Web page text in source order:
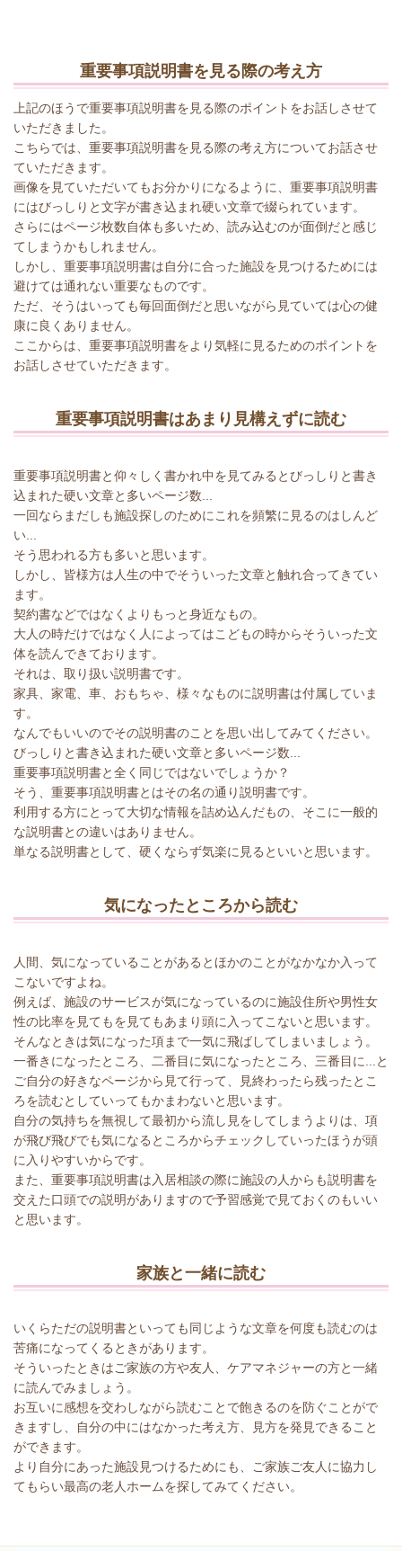
重要事項説明書を見る際の考え方
上記のほうで重要事項説明書を見る際のポイントをお話しさせて
いただきました。
こちらでは、重要事項説明書を見る際の考え方についてお話させ
ていただきます。
画像を見ていただいてもお分かりになるように、重要事項説明書
にはびっしりと文字が書き込まれ硬い文章で綴られています。
さらにはページ枚数自体も多いため、読み込むのが面倒だと感じ
てしまうかもしれません。
しかし、重要事項説明書は自分に合った施設を見つけるためには
避けては通れない重要なものです。
ただ、そうはいっても毎回面倒だと思いながら見ていては心の健
康に良くありません。
ここからは、重要事項説明書をより気軽に見るためのポイントを
お話しさせていただきます。
重要事項説明書はあまり見構えずに読む
重要事項説明書と仰々しく書かれ中を見てみるとびっしりと書き
込まれた硬い文章と多いページ数...
一回ならまだしも施設探しのためにこれを頻繁に見るのはしんど
い...
そう思われる方も多いと思います。
しかし、皆様方は人生の中でそういった文章と触れ合ってきてい
ます。
契約書などではなくよりもっと身近なもの。
大人の時だけではなく人によってはこどもの時からそういった文
体を読んできております。
それは、取り扱い説明書です。
家具、家電、車、おもちゃ、様々なものに説明書は付属していま
す。
なんでもいいのでその説明書のことを思い出してみてください。
びっしりと書き込まれた硬い文章と多いページ数...
重要事項説明書と全く同じではないでしょうか？
そう、重要事項説明書とはその名の通り説明書です。
利用する方にとって大切な情報を詰め込んだもの、そこに一般的
な説明書との違いはありません。
単なる説明書として、硬くならず気楽に見るといいと思います。
気になったところから読む
人間、気になっていることがあるとほかのことがなかなか入って
こないですよね。
例えば、施設のサービスが気になっているのに施設住所や男性女
性の比率を見てもを見てもあまり頭に入ってこないと思います。
そんなときは気になった項まで一気に飛ばしてしまいましょう。
一番きになったところ、二番目に気になったところ、三番目に...と
ご自分の好きなページから見て行って、見終わったら残ったとこ
ろを読むとしていってもかまわないと思います。
自分の気持ちを無視して最初から流し見をしてしまうよりは、項
が飛び飛びでも気になるところからチェックしていったほうが頭
に入りやすいからです。
また、重要事項説明書は入居相談の際に施設の人からも説明書を
交えた口頭での説明がありますので予習感覚で見ておくのもいい
と思います。
家族と一緒に読む
いくらただの説明書といっても同じような文章を何度も読むのは
苦痛になってくるときがあります。
そういったときはご家族の方や友人、ケアマネジャーの方と一緒
に読んでみましょう。
お互いに感想を交わしながら読むことで飽きるのを防ぐことがで
きますし、自分の中にはなかった考え方、見方を発見できること
ができます。
より自分にあった施設見つけるためにも、ご家族ご友人に協力し
てもらい最高の老人ホームを探してみてください。